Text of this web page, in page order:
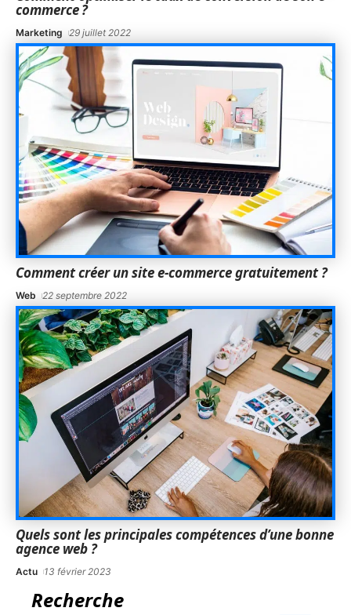
commerce ?
Marketing 29 juillet 2022
Comment créer un site e-commerce gratuitement ?
Web 22 septembre 2022
Quels sont les principales compétences d’une bonne
agence web ?
Actu 13 février 2023
Recherche